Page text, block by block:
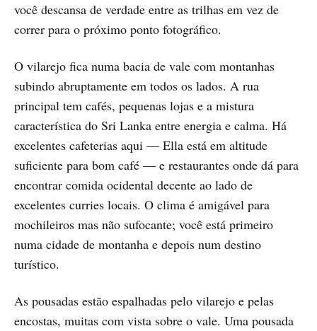
você descansa de verdade entre as trilhas em vez de
correr para o próximo ponto fotográfico.
O vilarejo fica numa bacia de vale com montanhas
subindo abruptamente em todos os lados. A rua
principal tem cafés, pequenas lojas e a mistura
característica do Sri Lanka entre energia e calma. Há
excelentes cafeterias aqui — Ella está em altitude
suficiente para bom café — e restaurantes onde dá para
encontrar comida ocidental decente ao lado de
excelentes curries locais. O clima é amigável para
mochileiros mas não sufocante; você está primeiro
numa cidade de montanha e depois num destino
turístico.
As pousadas estão espalhadas pelo vilarejo e pelas
encostas, muitas com vista sobre o vale. Uma pousada